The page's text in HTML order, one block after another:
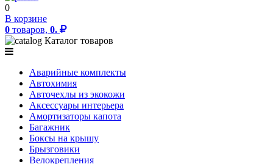
0
В корзине
0 товаров, 0.
Каталог товаров
Аварийные комплекты
Автохимия
Авточехлы из экокожи
Аксессуары интерьера
Амортизаторы капота
Багажник
Боксы на крышу
Брызговики
Велокрепления